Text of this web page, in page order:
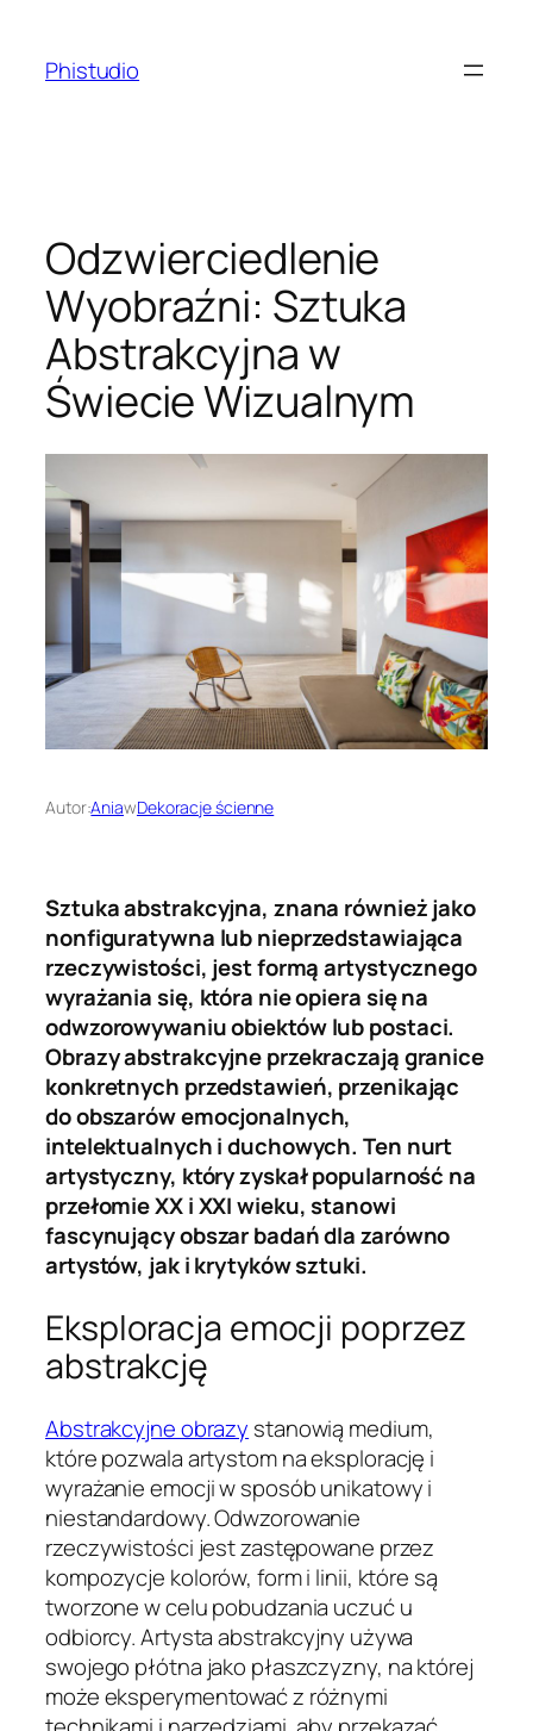
treściPhistudio
Odzwierciedlenie
Wyobraźni: Sztuka
Abstrakcyjna w
Świecie Wizualnym
Autor:AniawDekoracje ścienne
Sztuka abstrakcyjna, znana również jako
nonfiguratywna lub nieprzedstawiająca
rzeczywistości, jest formą artystycznego
wyrażania się, która nie opiera się na
odwzorowywaniu obiektów lub postaci.
Obrazy abstrakcyjne przekraczają granice
konkretnych przedstawień, przenikając
do obszarów emocjonalnych,
intelektualnych i duchowych. Ten nurt
artystyczny, który zyskał popularność na
przełomie XX i XXI wieku, stanowi
fascynujący obszar badań dla zarówno
artystów, jak i krytyków sztuki.
Eksploracja emocji poprzez
abstrakcję
Abstrakcyjne obrazy stanowią medium,
które pozwala artystom na eksplorację i
wyrażanie emocji w sposób unikatowy i
niestandardowy. Odwzorowanie
rzeczywistości jest zastępowane przez
kompozycje kolorów, form i linii, które są
tworzone w celu pobudzania uczuć u
odbiorcy. Artysta abstrakcyjny używa
swojego płótna jako płaszczyzny, na której
może eksperymentować z różnymi